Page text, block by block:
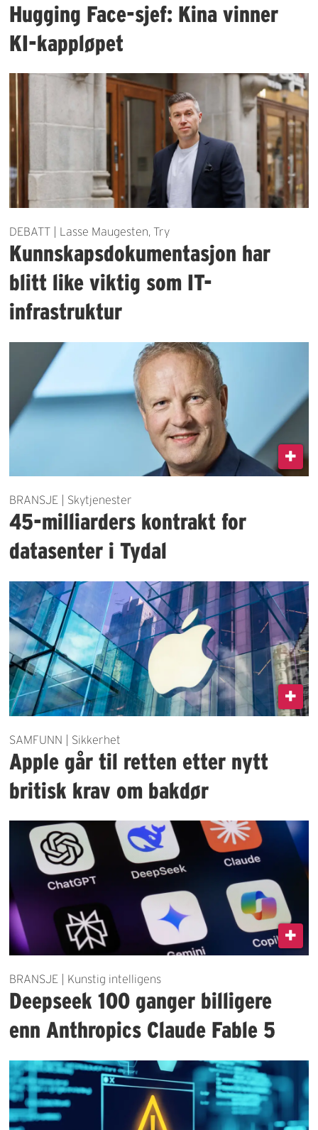
Hugging Face-sjef: Kina vinner
KI-kappløpet
DEBATT | Lasse Maugesten, Try
Kunnskapsdokumentasjon har
blitt like viktig som IT-
infrastruktur
BRANSJE | Skytjenester
45-milliarders kontrakt for
datasenter i Tydal
SAMFUNN | Sikkerhet
Apple går til retten etter nytt
britisk krav om bakdør
BRANSJE | Kunstig intelligens
Deepseek 100 ganger billigere
enn Anthropics Claude Fable 5